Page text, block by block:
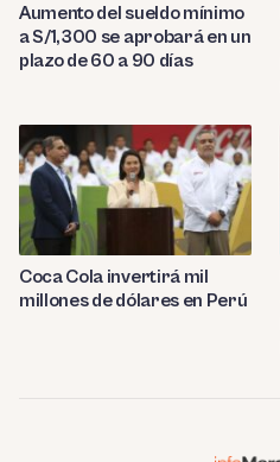
Aumento del sueldo mínimo
a S/1,300 se aprobará en un
plazo de 60 a 90 días
Coca Cola invertirá mil
millones de dólares en Perú